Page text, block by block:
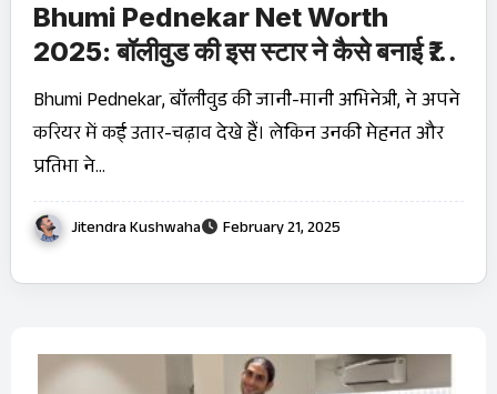
Bhumi Pednekar Net Worth
2025: बॉलीवुड की इस स्टार ने कैसे बनाई ₹15
करोड़ की दौलत? जानिए उनकी सफलता की
कहानी!
Bhumi Pednekar, बॉलीवुड की जानी-मानी अभिनेत्री, ने अपने
करियर में कई उतार-चढ़ाव देखे हैं। लेकिन उनकी मेहनत और
प्रतिभा ने…
Jitendra Kushwaha February 21, 2025